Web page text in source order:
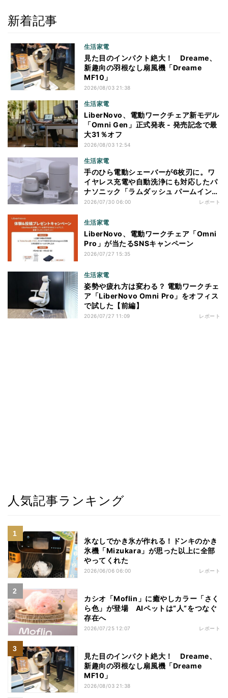
新着記事
生活家電
見た目のインパクト絶大！ Dreame、
新趣向の羽根なし扇風機「Dreame
MF10」
2026/08/03 21:38
生活家電
LiberNovo、電動ワークチェア新モデル
「Omni Gen」正式発表 - 発売記念で最
大31％オフ
2026/08/03 12:54
生活家電
手のひら電動シェーバーが6枚刃に。ワ
イヤレス充電や自動洗浄にも対応したパ
ナソニック「ラムダッシュ パームイン
プロ」を体験
2026/07/30 06:00 レポート
生活家電
LiberNovo、電動ワークチェア「Omni
Pro」が当たるSNSキャンペーン
2026/07/27 15:35
生活家電
姿勢や疲れ方は変わる？ 電動ワークチェ
ア「LiberNovo Omni Pro」をオフィス
で試した【前編】
2026/07/27 11:09 レポート
人気記事ランキング
氷なしでかき氷が作れる！ドンキのかき
氷機「Mizukara」が思った以上に全部
やってくれた
2026/06/06 06:00 レポート
カシオ「Moflin」に癒やしカラー「さく
ら色」が登場 AIペットは“人”をつなぐ
存在へ
2026/07/25 12:07 レポート
見た目のインパクト絶大！ Dreame、
新趣向の羽根なし扇風機「Dreame
MF10」
2026/08/03 21:38